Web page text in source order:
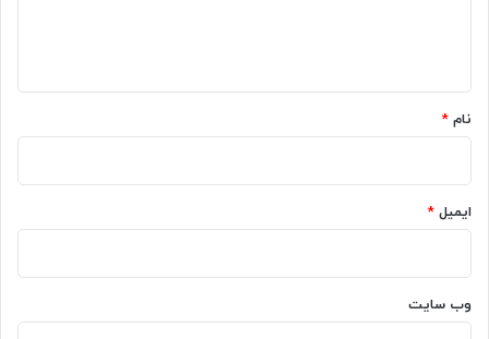
نام *
ایمیل *
وب‌ سایت